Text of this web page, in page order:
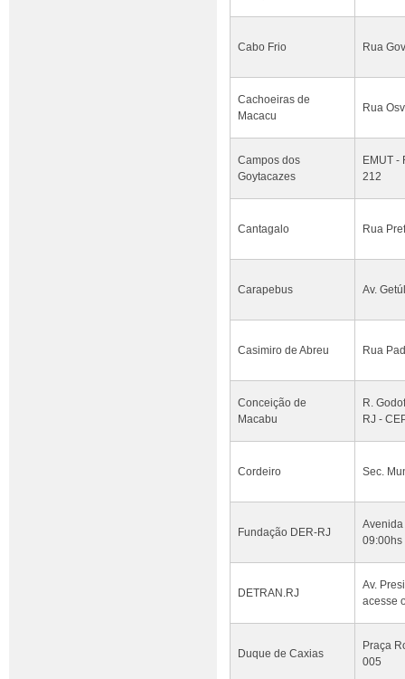
Cabo Frio Rua
Cachoeiras de
Macacu
Rua
Campos dos
Goytacazes
EMUT -
212
Cantagalo Rua
Carapebus Av.
Casimiro de Abreu Rua
Conceição de
Macabu
R.
RJ -
Cordeiro Sec.
Fundação DER-RJ
Avenida
09:00hs
DETRAN.RJ
Av.
acesse
Duque de Caxias
Praça
005